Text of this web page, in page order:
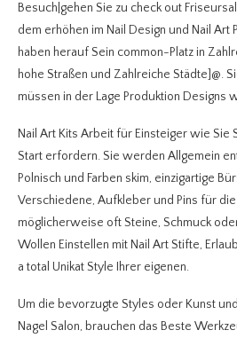
Besuch|gehen Sie zu check out
dem erhöhen im Nail Design und Nail Art
haben herauf Sein common-Platz in
hohe Straßen und Zahlreiche Städte]@.
müssen in der Lage Produktion Designs
Nail Art Kits Arbeit für Einsteiger wie Sie
Start erfordern. Sie werden Allgemein
Polnisch und Farben skim, einzigartige
Verschiedene, Aufkleber und Pins für
möglicherweise oft Steine, Schmuck
Wollen Einstellen mit Nail Art Stifte,
a total Unikat Style Ihrer eigenen.
Um die bevorzugte Styles oder Kunst
Nagel Salon, brauchen das Beste